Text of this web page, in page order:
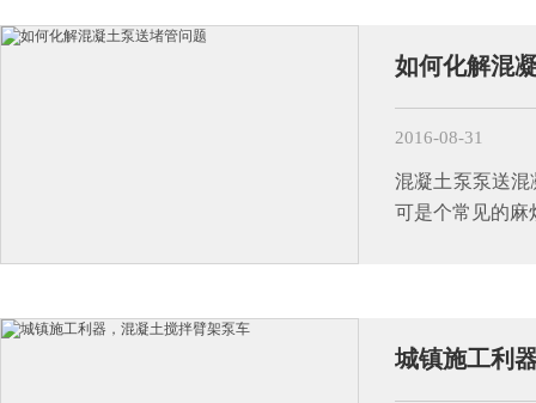
如何化解混
2016-08-31
混凝土泵泵送
可是个常见的麻
城镇施工利